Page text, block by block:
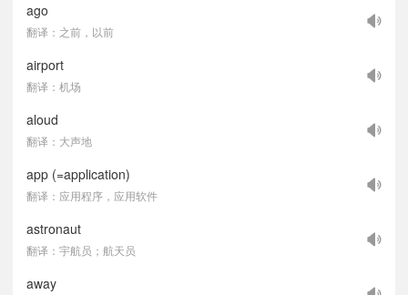
ago
翻译：之前，以前
airport
翻译：机场
aloud
翻译：大声地
app (=application)
翻译：应用程序，应用软件
astronaut
翻译：宇航员；航天员
away